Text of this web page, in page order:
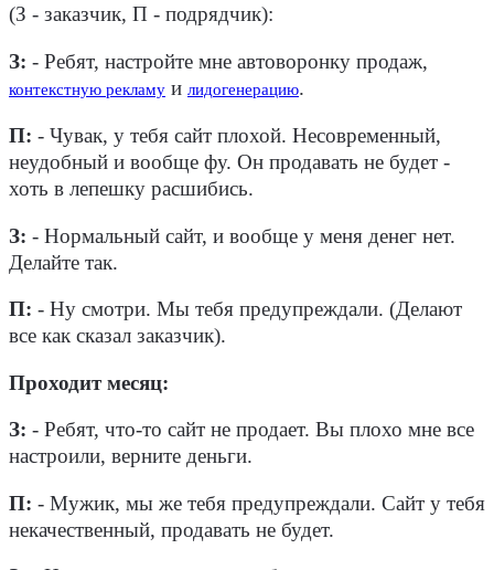
(З - заказчик, П - подрядчик):
З: - Ребят, настройте мне автоворонку продаж,
контекстную рекламу и лидогенерацию.
П: - Чувак, у тебя сайт плохой. Несовременный,
неудобный и вообще фу. Он продавать не будет -
хоть в лепешку расшибись.
З: - Нормальный сайт, и вообще у меня денег нет.
Делайте так.
П: - Ну смотри. Мы тебя предупреждали. (Делают
все как сказал заказчик).
Проходит месяц:
З: - Ребят, что-то сайт не продает. Вы плохо мне все
настроили, верните деньги.
П: - Мужик, мы же тебя предупреждали. Сайт у тебя
некачественный, продавать не будет.